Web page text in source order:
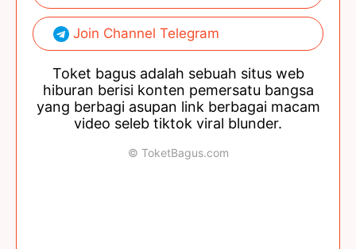
Join Channel Telegram
Toket bagus adalah sebuah situs web
hiburan berisi konten pemersatu bangsa
yang berbagi asupan link berbagai macam
video seleb tiktok viral blunder.
© ToketBagus.com